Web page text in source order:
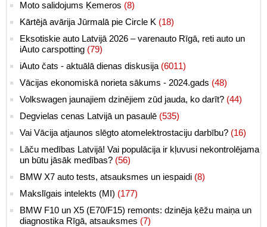
Moto salidojums Ķemeros (8)
Kārtējā avārija Jūrmalā pie Circle K (18)
Eksotiskie auto Latvijā 2026 – varenauto Rīgā, reti auto un
iAuto carspotting (79)
iAuto čats - aktuālā dienas diskusija (6011)
Vācijas ekonomiskā norieta sākums - 2024.gads (48)
Volkswagen jaunajiem dzinējiem zūd jauda, ko darīt? (44)
Degvielas cenas Latvijā un pasaulē (535)
Vai Vācija atjaunos slēgto atomelektrostaciju darbību? (16)
Lāču medības Latvijā! Vai populācija ir kļuvusi nekontrolējama
un būtu jāsāk medības? (56)
BMW X7 auto tests, atsauksmes un iespaidi (8)
Makslīgais intelekts (MI) (177)
BMW F10 un X5 (E70/F15) remonts: dzinēja ķēžu maiņa un
diagnostika Rīgā, atsauksmes (7)